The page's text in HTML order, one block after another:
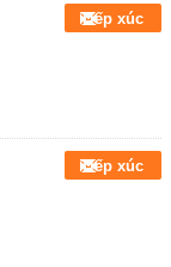
Tiếp xúc
Tiếp xúc